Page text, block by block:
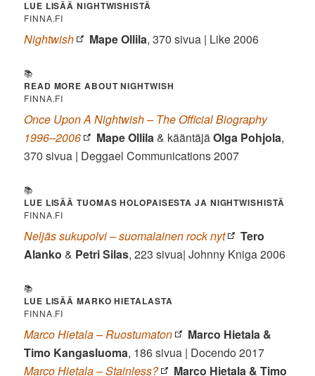
LUE LISÄÄ NIGHTWISHISTÄ
FINNA.FI
Nightwish Mape Ollila, 370 sivua | Like 2006
📚
READ MORE ABOUT NIGHTWISH
FINNA.FI
Once Upon A Nightwish – The Official Biography
1996–2006
Mape Ollila& kääntäjäOlga Pohjola,
370 sivua | Deggael Communications 2007
📚
LUE LISÄÄ TUOMAS HOLOPAISESTA JA NIGHTWISHISTÄ
FINNA.FI
Neljäs sukupolvi – suomalainen rock nyt
Tero
Alanko & Petri Silas, 223 sivua| Johnny Kniga 2006
📚
LUE LISÄÄ MARKO HIETALASTA
FINNA.FI
Marco Hietala – Ruostumaton
Marco Hietala &
Timo Kangasluoma, 186 sivua | Docendo 2017
Marco Hietala – Stainless?
Marco Hietala & Timo